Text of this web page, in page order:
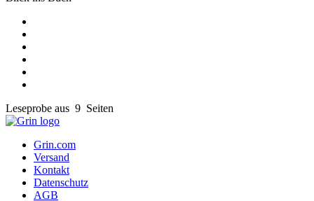
Leseprobe aus 9 Seiten
Grin.com
Versand
Kontakt
Datenschutz
AGB